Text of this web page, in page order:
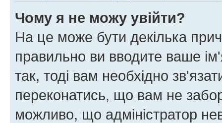
Чому я не можу увійти?
На це може бути декілька
правильно ви вводите ваше
так, тоді вам необхідно
переконатись, що вам не
можливо, що адміністратор